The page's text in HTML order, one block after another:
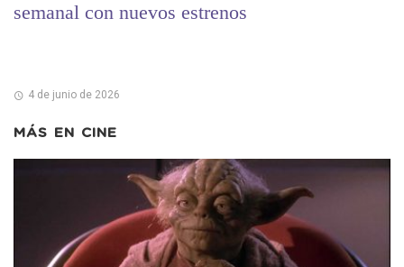
semanal con nuevos estrenos
4 de junio de 2026
MÁS EN CINE